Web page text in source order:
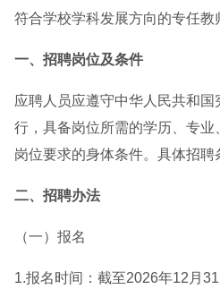
符合学校学科发展方向的专任教
一、招聘岗位及条件
应聘人员应遵守中华人民共和
行，具备岗位所需的学历、专
岗位要求的身体条件。具体招聘
二、招聘办法
（一）报名
1.报名时间：截至2026年12月31